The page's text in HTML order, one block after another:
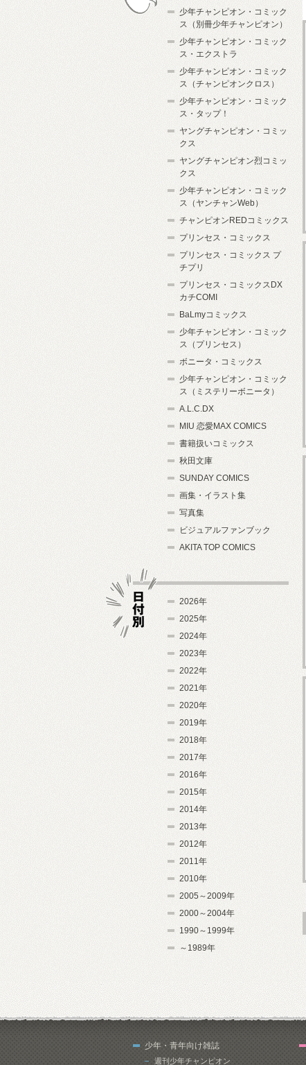
少年チャンピオン・コミック
ス（別冊少年チャンピオン）
少年チャンピオン・コミック
ス・エクストラ
少年チャンピオン・コミック
ス（チャンピオンクロス）
少年チャンピオン・コミック
ス・タップ！
ヤングチャンピオン・コミッ
クス
ヤングチャンピオン烈コミッ
クス
少年チャンピオン・コミック
ス（ヤンチャンWeb）
チャンピオンREDコミックス
プリンセス・コミックス
プリンセス・コミックス プ
チプリ
プリンセス・コミックスDX
カチCOMI
BaLmyコミックス
少年チャンピオン・コミック
ス（プリンセス）
ボニータ・コミックス
少年チャンピオン・コミック
ス（ミステリーボニータ）
A.L.C.DX
MIU 恋愛MAX COMICS
書籍扱いコミックス
秋田文庫
SUNDAY COMICS
画集・イラスト集
写真集
ビジュアルファンブック
AKITA TOP COMICS
2026年
2025年
2024年
2023年
2022年
2021年
2020年
2019年
2018年
2017年
2016年
2015年
2014年
2013年
2012年
2011年
2010年
2005～2009年
2000～2004年
1990～1999年
～1989年
少年・青年向け雑誌
週刊少年チャンピオン